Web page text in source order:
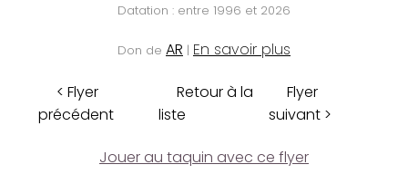
Datation : entre 1996 et 2026
Don de AR | En savoir plus
< Flyer
précédent
Retour à la
liste
Flyer
suivant >
Jouer au taquin avec ce flyer